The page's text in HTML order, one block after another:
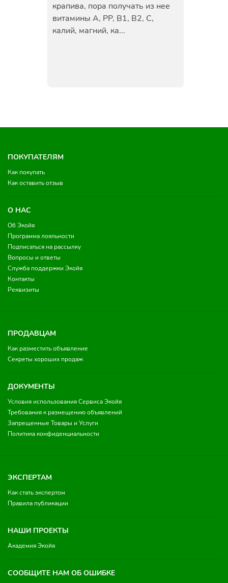
крапива, пора получать из нее
витамины А, РР, В1, В2, С,
калий, магний, ка...
ПОКУПАТЕЛЯМ
Как покупать
Как оставить отзыв
О НАС
Об Экойя
Программа лояльности
Подписаться на рассылку
Вопросы и ответы
Служба поддержки Экойя
Контакты
Реквизиты
ПРОДАВЦАМ
Как разместить объявление
Секреты хороших продаж
ДОКУМЕНТЫ
Условия использования Сервиса Экойя
Требования к размещению объявлений
Запрещенные Товары и Услуги
Политика конфиденциальности
ЭКСПЕРТАМ
Как стать экспертом
Правила публикации
НАШИ ПРОЕКТЫ
Академия Экойя
СООБЩИТЕ НАМ ОБ ОШИБКЕ